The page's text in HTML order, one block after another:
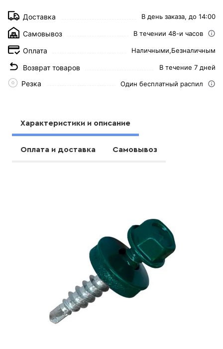
Доставка В день заказа, до 14:00
Самовывоз В течении 48-и часов
Оплата Наличными,Безналичным
Возврат товаров В течение 7 дней
Резка Один бесплатный распил
Характеристики и описание
Оплата и доставка Самовывоз